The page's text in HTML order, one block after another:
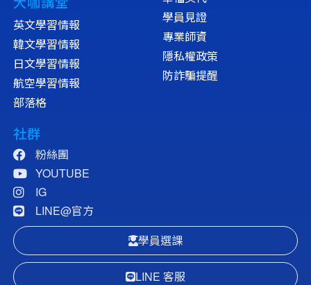
英文學習情報
韓文學習情報
日文學習情報
航空學習情報
部落格
學員見證
專業師資
隱私權政策
防詐騙提醒
社群
粉絲團
YOUTUBE
IG
LINE@官方
學員選課
LINE 客服